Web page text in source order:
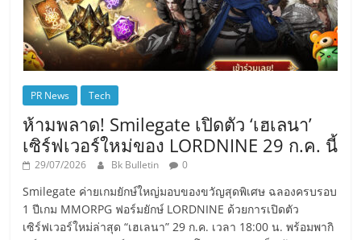
PR News Tech
ห้ามพลาด! Smilegate เปิดตัว ‘เฮเลนา’
เซิร์ฟเวอร์ใหม่ของ LORDNINE 29 ก.ค. นี้
29/07/2026 Bk Bulletin 0
Smilegate ค่ายเกมยักษ์ใหญ่มอบของขวัญสุดพิเศษ ฉลองครบรอบ
1 ปีเกม MMORPG ฟอร์มยักษ์ LORDNINE ด้วยการเปิดตัว
เซิร์ฟเวอร์ใหม่ล่าสุด “เฮเลนา” 29 ก.ค. เวลา 18:00 น. พร้อมพากิ